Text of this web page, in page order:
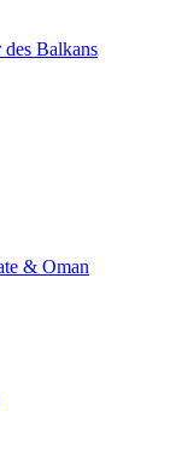
Balkans
& Oman